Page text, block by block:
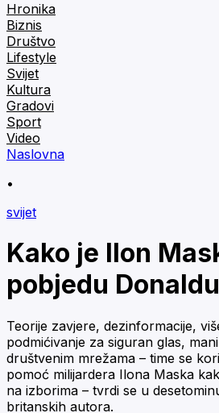
Hronika
Biznis
Društvo
Lifestyle
Svijet
Kultura
Gradovi
Sport
Video
Naslovna
•
svijet
Kako je Ilon
pobjedu
Teorije zavjere, dezinformacije,
podmićivanje za siguran glas,
društvenim mrežama – time se
pomoć milijardera Ilona Maska
na izborima – tvrdi se u
britanskih autora.